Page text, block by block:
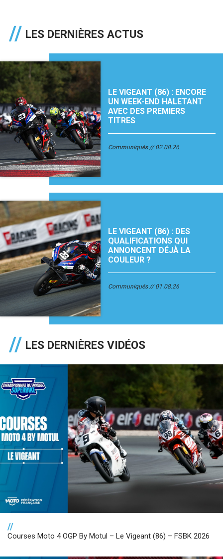
LES DERNIÈRES ACTUS
LE VIGEANT (86) : ENCORE
UN WEEK-END HALETANT
AVEC DES PREMIERS
TITRES
Communiqués 02.08.26
LE VIGEANT (86) : DES
QUALIFICATIONS QUI
ANNONCENT DÉJÀ LA
COULEUR ?
Communiqués 01.08.26
LES DERNIÈRES VIDÉOS
//
Courses Moto 4 OGP By Motul – Le Vigeant (86) – FSBK 2026